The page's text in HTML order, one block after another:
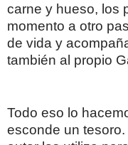
carne y hueso, los
momento a otro
de vida y
también al propio
Todo eso lo
esconde un